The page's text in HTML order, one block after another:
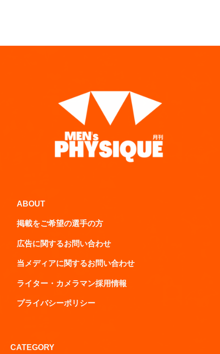
ABOUT
掲載をご希望の選手の方
広告に関するお問い合わせ
当メディアに関するお問い合わせ
ライター・カメラマン採用情報
プライバシーポリシー
CATEGORY